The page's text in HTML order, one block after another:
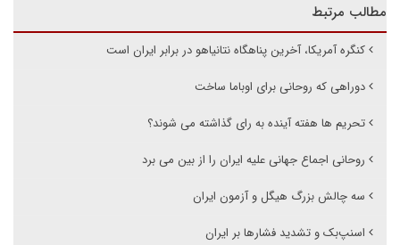
مطالب مرتبط
کنگره آمریکا، آخرین پناهگاه نتانیاهو در برابر ایران است
دوراهی که روحانی برای اوباما ساخت
تحریم ها هفته آینده به رای گذاشته می شوند؟
روحانی اجماع جهانی علیه ایران را از بین می برد
سه چالش بزرگ هیگل و آزمون ایران
اسنپ‌بک و تشدید فشارها بر ایران